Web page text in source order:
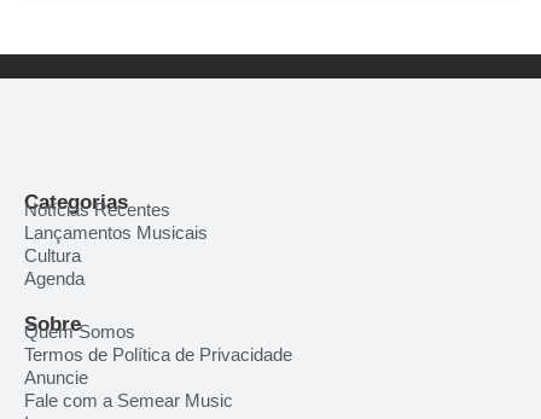
Categorias
Notícias Recentes
Lançamentos Musicais
Cultura
Agenda
Sobre
Quem Somos
Termos de Política de Privacidade
Anuncie
Fale com a Semear Music